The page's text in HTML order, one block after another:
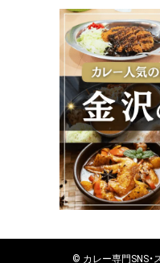
© カレー専門SNS・